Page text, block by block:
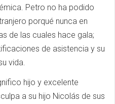
Petro no ha podido
porqué nunca en
de las cuales hace gala;
de asistencia y su
vida.
hijo y excelente
a su hijo Nicolás de sus